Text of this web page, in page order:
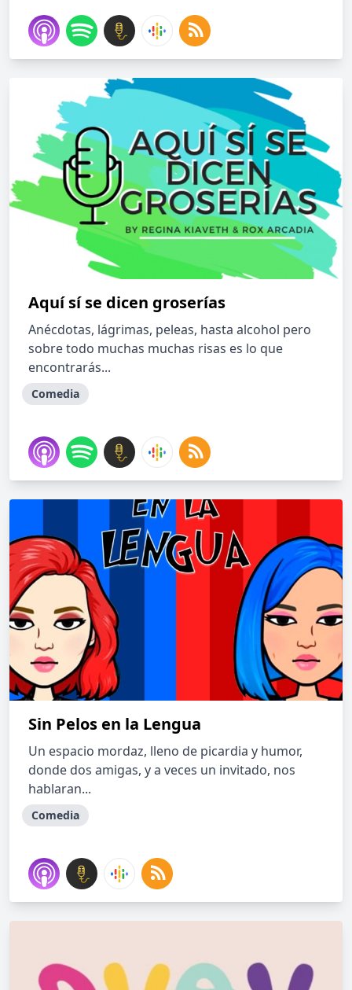
Aquí sí se dicen groserías
Anécdotas, lágrimas, peleas, hasta alcohol pero
sobre todo muchas muchas risas es lo que
encontrarás...
Comedia
Sin Pelos en la Lengua
Un espacio mordaz, lleno de picardia y humor,
donde dos amigas, y a veces un invitado, nos
hablaran...
Comedia